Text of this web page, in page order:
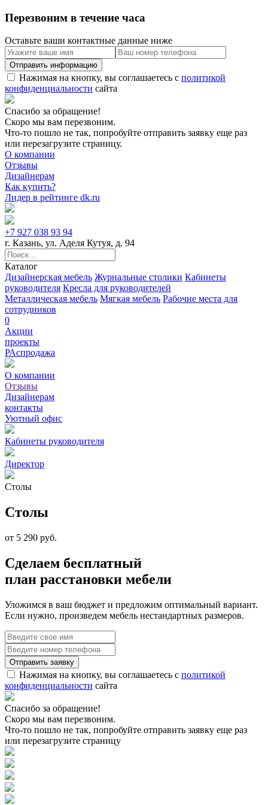
Перезвоним в течение часа
Оставьте ваши контактные данные ниже
Нажимая на кнопку, вы соглашаетесь с политикой
конфиденциальности сайта
Спасибо за обращение!
Скоро мы вам перезвоним.
Что-то пошло не так, попробуйте отправить заявку еще раз
или перезагрузите страницу.
О компании
Отзывы
Дизайнерам
Как купить?
Лидер в рейтинге dk.ru
+7 927 038 93 94
г. Казань, ул. Аделя Кутуя, д. 94
Каталог
Дизайнерская мебель Журнальные столики Кабинеты
руководителя Кресла для руководителей
Металлическая мебель Мягкая мебель Рабочие места для
сотрудников
0
Акции
проекты
РАспродажа
О компании
Отзывы
Дизайнерам
контакты
Уютный офис
Кабинеты руководителя
Директор
Столы
Столы
от 5 290 руб.
Сделаем бесплатный
план расстановки мебели
Уложимся в ваш бюджет и предложим оптимальный вариант.
Если нужно, произведем мебель нестандартных размеров.
Нажимая на кнопку, вы соглашаетесь с политикой
конфиденциальности сайта
Спасибо за обращение!
Скоро мы вам перезвоним.
Что-то пошло не так, попробуйте отправить заявку еще раз
или перезагрузите страницу